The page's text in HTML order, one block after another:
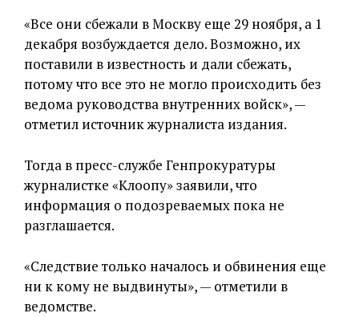
«Все они сбежали в Москву еще 29 ноября, а 1
декабря возбуждается дело. Возможно, их
поставили в известность и дали сбежать,
потому что все это не могло происходить без
ведома руководства внутренних войск», —
отметил источник журналиста издания.
Тогда в пресс-службе Генпрокуратуры
журналистке «Клоопу» заявили, что
информация о подозреваемых пока не
разглашается.
«Следствие только началось и обвинения еще
ни к кому не выдвинуты», — отметили в
ведомстве.